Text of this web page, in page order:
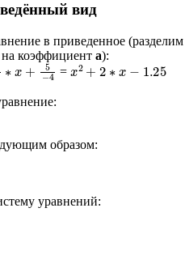
вид
в приведенное (разделим
на коэффициент a):
+5−4 =x2+ 2∗ 1.25
образом:
уравнений: